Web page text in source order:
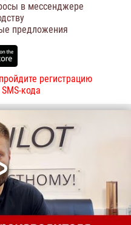
в мессенджере
предложения
регистрацию
кода